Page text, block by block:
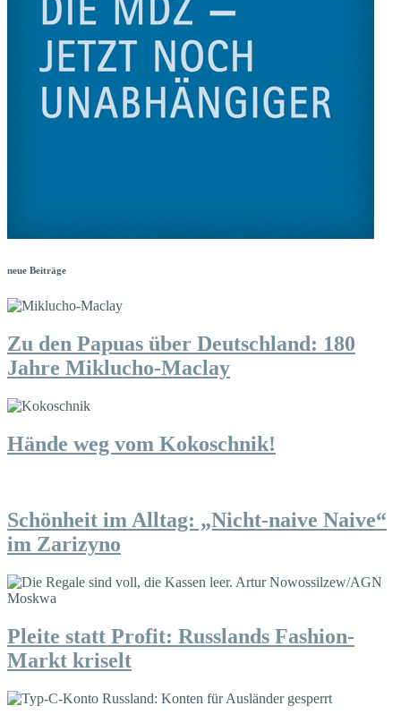
neue Beiträge
Zu den Papuas über Deutschland: 180
Jahre Miklucho-Maclay
Hände weg vom Kokoschnik!
Schönheit im Alltag: „Nicht-naive Naive“
im Zarizyno
Pleite statt Profit: Russlands Fashion-
Markt kriselt